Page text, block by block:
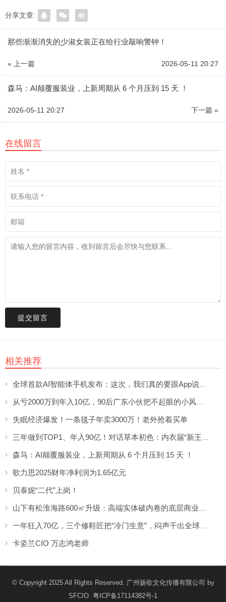
分享文章:
那些渐渐消失的少淑女装正在给行业敲响警钟！
« 上一篇 2026-05-11 20:27
森马：AI颠覆服装业，上新周期从 6 个月压到 15 天 ！
下一篇 »
2026-05-11 20:27
在线留言
提交留言
相关推荐
失眠经济爆发！一条毯子年卖3000万！老外抢着买单
森马：AI颠覆服装业，上新周期从 6 个月压到 15 天 ！
歌力思2025财年净利润为1.65亿元
贝泰妮“二代”上岗！
卡姿兰CIO 万志鸿老师
© Copyright 2025 All Rights Reserved. 广州扬歌文化传播有限公司 by
SFCIO 粤ICP备17114382号-1